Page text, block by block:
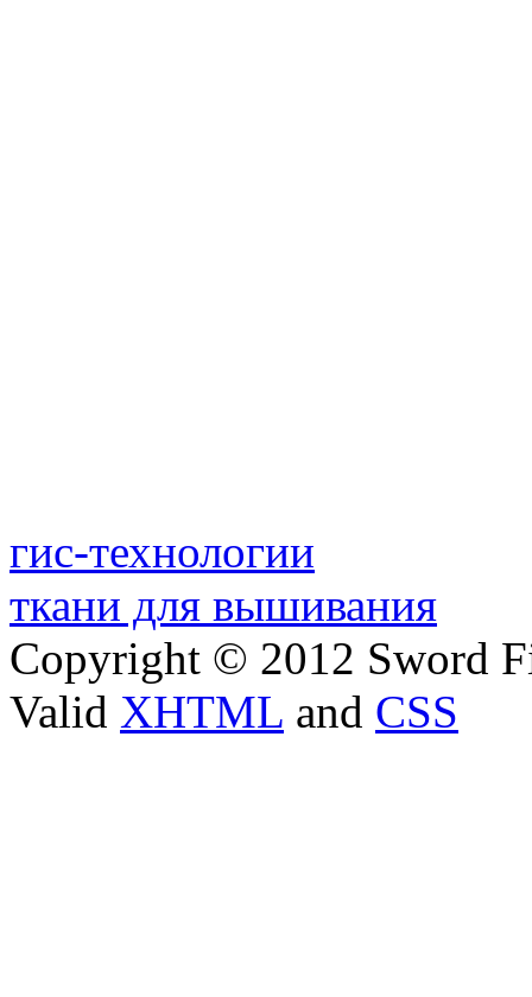
гис-технологии
ткани для вышивания
Copyright © 2012 Sword
Valid XHTML and CSS